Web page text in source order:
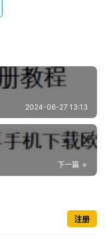
2024-06-27 13:13
下一篇
注册